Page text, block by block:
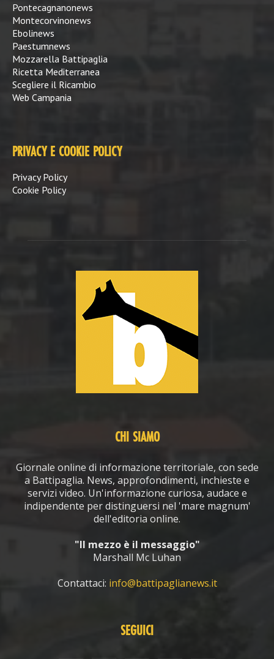
Pontecagnanonews
Montecorvinonews
Ebolinews
Paestumnews
Mozzarella Battipaglia
Ricetta Mediterranea
Scegliere il Ricambio
Web Campania
PRIVACY E COOKIE POLICY
Privacy Policy
Cookie Policy
CHI SIAMO
Giornale online di informazione territoriale, con sede
a Battipaglia. News, approfondimenti, inchieste e
servizi video. Un'informazione curiosa, audace e
indipendente per distinguersi nel 'mare magnum'
dell'editoria online.
"Il mezzo è il messaggio"
Marshall Mc Luhan
Contattaci: info@battipaglianews.it
SEGUICI